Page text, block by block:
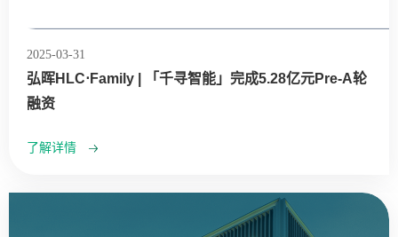
2025-03-31
弘晖HLC⋅Family | 「千寻智能」完成5.28亿元Pre-A轮
融资
了解详情